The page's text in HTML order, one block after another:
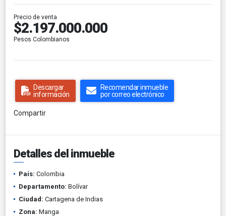
Precio de venta
$2.197.000.000
Pesos Colombianos
Descargar
información
Recomendar inmueble
por correo electrónico
Compartir
Detalles del inmueble
País: Colombia
Departamento: Bolívar
Ciudad: Cartagena de Indias
Zona: Manga